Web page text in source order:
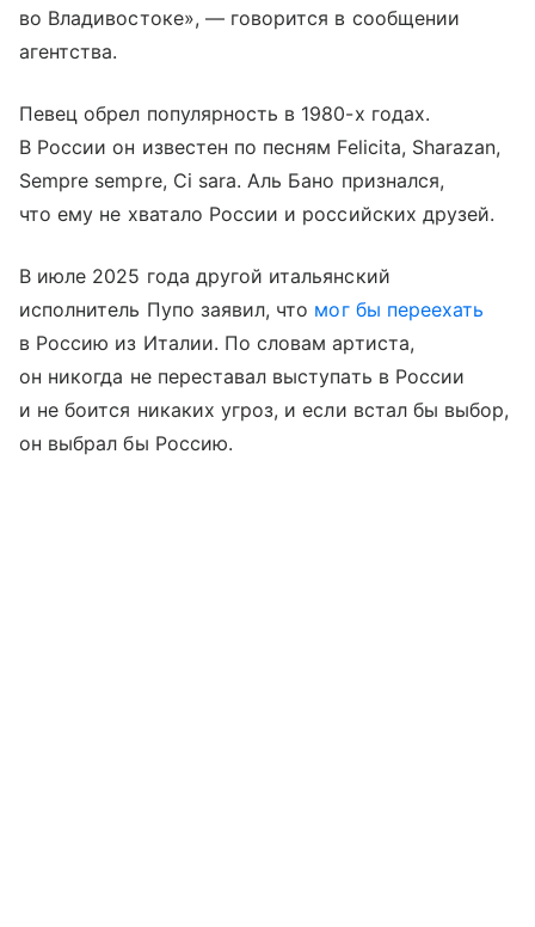
во Владивостоке», — говорится в сообщении
агентства.
Певец обрел популярность в 1980-х годах.
В России он известен по песням Felicita, Sharazan,
Sempre sempre, Ci sara. Аль Бано признался,
что ему не хватало России и российских друзей.
В июле 2025 года другой итальянский
исполнитель Пупо заявил, что мог бы переехать
в Россию из Италии. По словам артиста,
он никогда не переставал выступать в России
и не боится никаких угроз, и если встал бы выбор,
он выбрал бы Россию.